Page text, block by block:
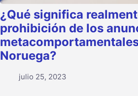
¿Qué significa
prohibición de los
Noruega?
julio 25, 2023